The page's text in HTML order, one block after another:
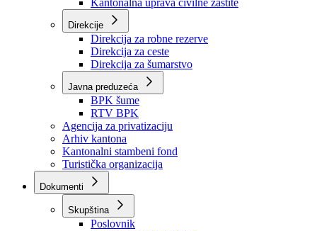
Kantonalna uprava za inspekcijske poslove
Kantonalna uprava civilne zaštite
Direkcije
Direkcija za robne rezerve
Direkcija za ceste
Direkcija za šumarstvo
Javna preduzeća
BPK šume
RTV BPK
Agencija za privatizaciju
Arhiv kantona
Kantonalni stambeni fond
Turistička organizacija
Dokumenti